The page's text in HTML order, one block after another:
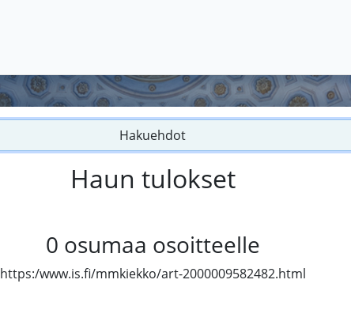
Hakuehdot
Haun tulokset
0 osumaa osoitteelle
https:/www.is.fi/mmkiekko/art-2000009582482.html